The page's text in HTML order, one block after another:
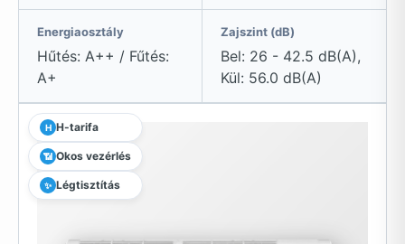
Energiaosztály
Hűtés: A++ / Fűtés:
A+
Zajszint (dB)
Bel: 26 - 42.5 dB(A),
Kül: 56.0 dB(A)
H H-tarifa
📶 Okos vezérlés
✨ Légtisztítás